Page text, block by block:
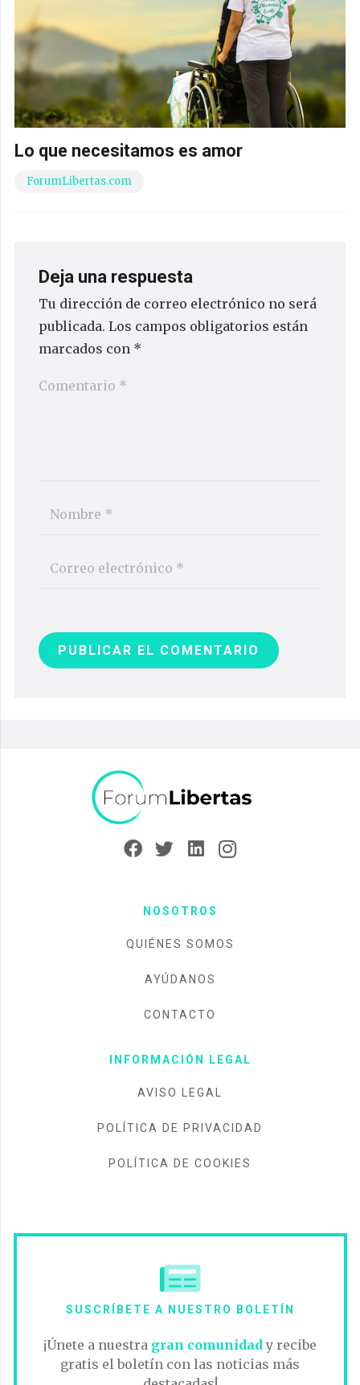
Lo que necesitamos es amor
ForumLibertas.com
Deja una respuesta
Tu dirección de correo electrónico no será
publicada. Los campos obligatorios están
marcados con *
PUBLICAR EL COMENTARIO
NOSOTROS
QUIÉNES SOMOS
AYÚDANOS
CONTACTO
INFORMACIÓN LEGAL
AVISO LEGAL
POLÍTICA DE PRIVACIDAD
POLÍTICA DE COOKIES
SUSCRÍBETE A NUESTRO BOLETÍN
¡Únete a nuestra gran comunidady recibe
gratis el boletín con las noticias más